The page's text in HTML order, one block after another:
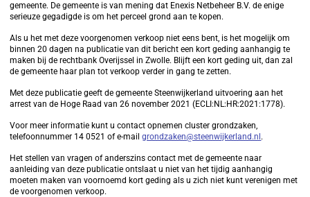
gemeente. De gemeente is van mening dat Enexis Netbeheer B.V. de enige
serieuze gegadigde is om het perceel grond aan te kopen.
Als u het met deze voorgenomen verkoop niet eens bent, is het mogelijk om
binnen 20 dagen na publicatie van dit bericht een kort geding aanhangig te
maken bij de rechtbank Overijssel in Zwolle. Blijft een kort geding uit, dan zal
de gemeente haar plan tot verkoop verder in gang te zetten.
Met deze publicatie geeft de gemeente Steenwijkerland uitvoering aan het
arrest van de Hoge Raad van 26 november 2021 (ECLI:NL:HR:2021:1778).
Voor meer informatie kunt u contact opnemen cluster grondzaken,
telefoonnummer 14 0521 of e-mailgrondzaken@steenwijkerland.nl .
Het stellen van vragen of anderszins contact met de gemeente naar
aanleiding van deze publicatie ontslaat u niet van het tijdig aanhangig
moeten maken van voornoemd kort geding als u zich niet kunt verenigen met
de voorgenomen verkoop.